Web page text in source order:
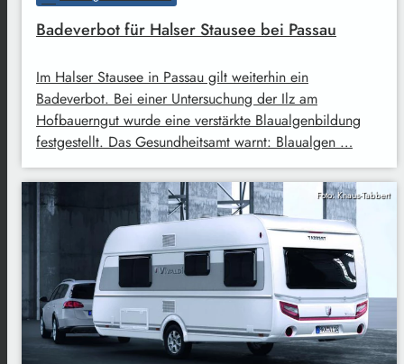
Badeverbot für Halser Stausee bei Passau
Im Halser Stausee in Passau gilt weiterhin ein
Badeverbot. Bei einer Untersuchung der Ilz am
Hofbauerngut wurde eine verstärkte Blaualgenbildung
festgestellt. Das Gesundheitsamt warnt: Blaualgen …
Foto: Knaus-Tabbert